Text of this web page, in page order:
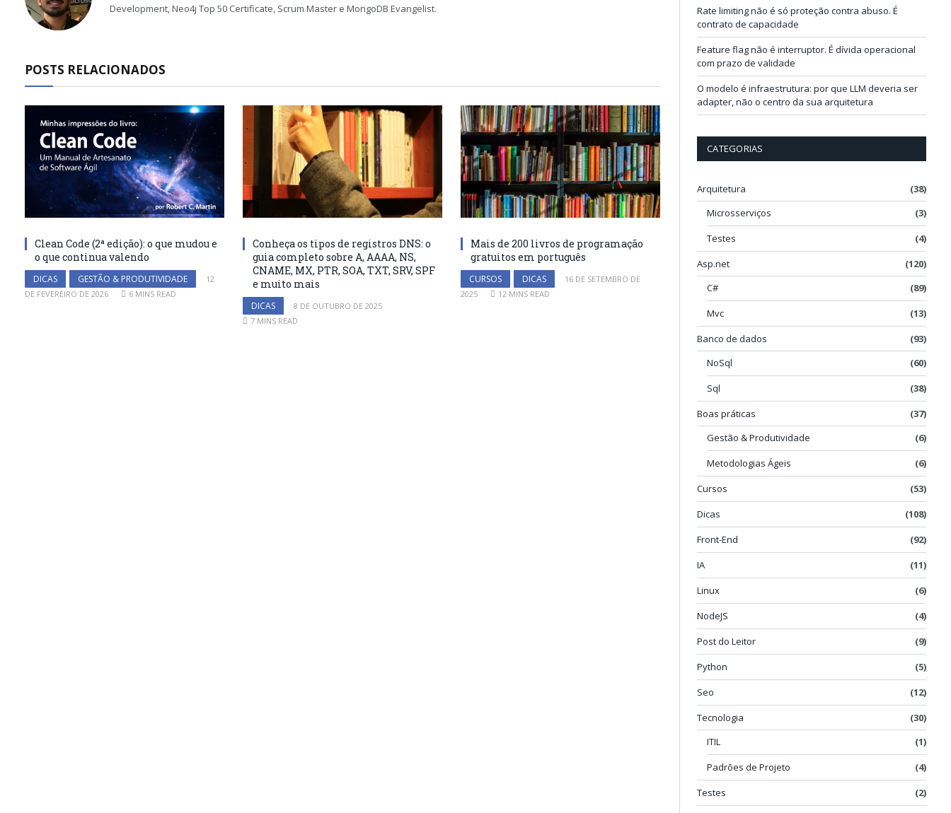
Development, Neo4j Top 50 Certificate, Scrum Master e MongoDB Evangelist.
POSTS RELACIONADOS
Clean Code (2ª edição): o que mudou e
o que continua valendo
DICAS GESTÃO & PRODUTIVIDADE
12
DE FEVEREIRO DE 2026
6 MINS READ
Conheça os tipos de registros DNS: o
guia completo sobre A, AAAA, NS,
CNAME, MX, PTR, SOA, TXT, SRV, SPF
e muito mais
DICAS
8 DE OUTUBRO DE 2025
7 MINS READ
Mais de 200 livros de programação
gratuitos em português
CURSOS DICAS
16 DE SETEMBRO DE
2025
12 MINS READ
Rate limiting não é só proteção contra abuso. É
contrato de capacidade
Feature flag não é interruptor. É dívida operacional
com prazo de validade
O modelo é infraestrutura: por que LLM deveria ser
adapter, não o centro da sua arquitetura
CATEGORIAS
Arquitetura
(38)
Microsserviços
(3)
Testes
(4)
Asp.net
(120)
C#
(89)
Mvc
(13)
Banco de dados
(93)
NoSql
(60)
Sql
(38)
Boas práticas
(37)
Gestão & Produtividade
(6)
Metodologias Ágeis
(6)
Cursos
(53)
Dicas
(108)
Front-End
(92)
IA
(11)
Linux
(6)
NodeJS
(4)
Post do Leitor
(9)
Python
(5)
Seo
(12)
Tecnologia
(30)
ITIL
(1)
Padrões de Projeto
(4)
Testes
(2)